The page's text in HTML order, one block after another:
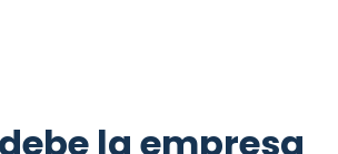
la empresa